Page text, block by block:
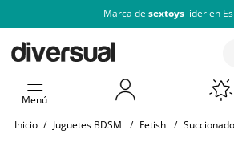
Marca de sextoys lider en
Menú
Inicio / Juguetes BDSM / Fetish /